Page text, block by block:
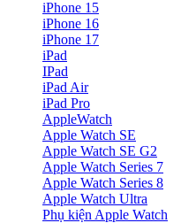
iPhone 15
iPhone 16
iPhone 17
iPad
IPad
iPad Air
iPad Pro
AppleWatch
Apple Watch SE
Apple Watch SE G2
Apple Watch Series 7
Apple Watch Series 8
Apple Watch Ultra
Phụ kiện Apple Watch